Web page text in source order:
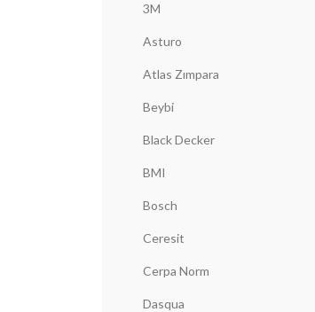
3M
Asturo
Atlas Zımpara
Beybi
Black Decker
BMI
Bosch
Ceresit
Cerpa Norm
Dasqua